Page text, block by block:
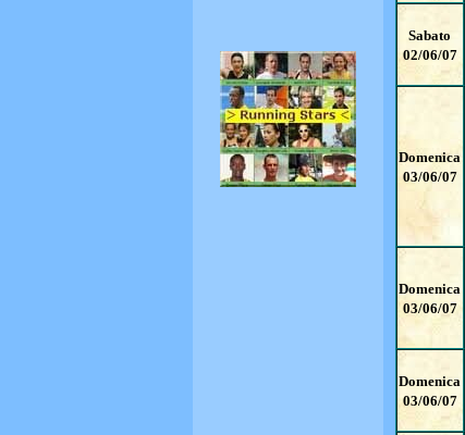
Sabato
02/06/07
Domenica
03/06/07
Domenica
03/06/07
Domenica
03/06/07